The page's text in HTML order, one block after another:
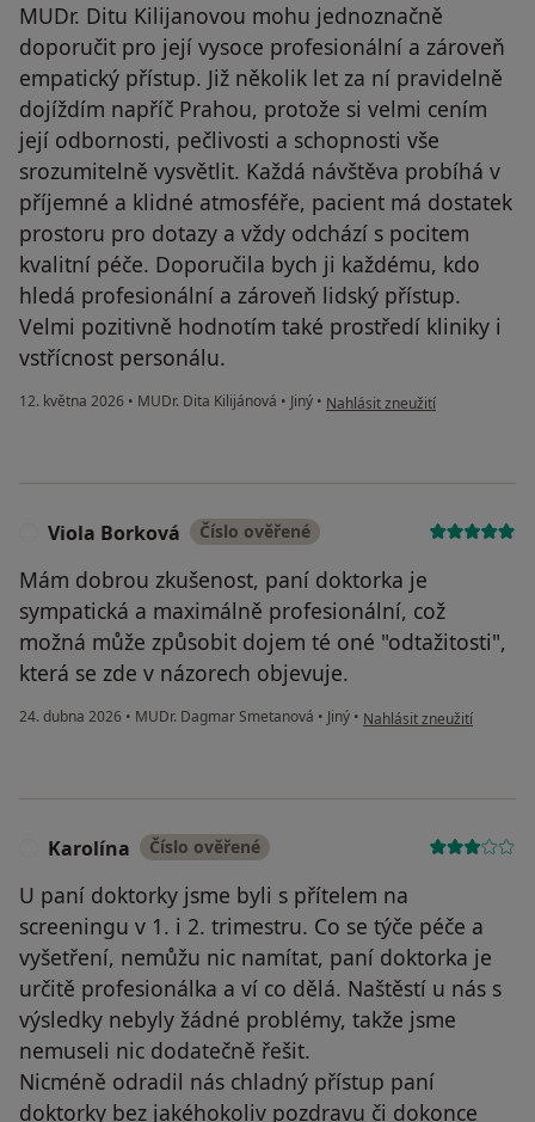
MUDr. Ditu Kilijanovou mohu jednoznačně
doporučit pro její vysoce profesionální a zároveň
empatický přístup. Již několik let za ní pravidelně
dojíždím napříč Prahou, protože si velmi cením
její odbornosti, pečlivosti a schopnosti vše
srozumitelně vysvětlit. Každá návštěva probíhá v
příjemné a klidné atmosféře, pacient má dostatek
prostoru pro dotazy a vždy odchází s pocitem
kvalitní péče. Doporučila bych ji každému, kdo
hledá profesionální a zároveň lidský přístup.
Velmi pozitivně hodnotím také prostředí kliniky i
vstřícnost personálu.
12. května 2026 • MUDr. Dita Kilijánová • Jiný • podle názoru uživatele Radka
Nahlásit zneužití
Viola Borková Číslo ověřené
Mám dobrou zkušenost, paní doktorka je
sympatická a maximálně profesionální, což
možná může způsobit dojem té oné "odtažitosti",
která se zde v názorech objevuje.
24. dubna 2026 • MUDr. Dagmar Smetanová • Jiný • podle názoru uživatele
Nahlásit zneužití
Karolína Číslo ověřené
U paní doktorky jsme byli s přítelem na
screeningu v 1. i 2. trimestru. Co se týče péče a
vyšetření, nemůžu nic namítat, paní doktorka je
určitě profesionálka a ví co dělá. Naštěstí u nás s
výsledky nebyly žádné problémy, takže jsme
nemuseli nic dodatečně řešit.
Nicméně odradil nás chladný přístup paní
doktorky bez jakéhokoliv pozdravu či dokonce